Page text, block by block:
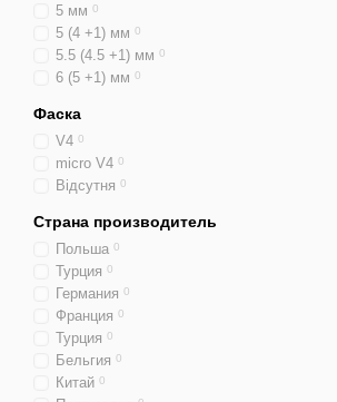
5 мм 0
5 (4 +1) мм 0
5.5 (4.5 +1) мм 0
6 (5 +1) мм 0
Фаска
V4 0
micro V4 0
Відсутня 0
Страна производитель
Польша 0
Турция 0
Германия 0
Франция 0
Турция 0
Бельгия 0
Китай 0